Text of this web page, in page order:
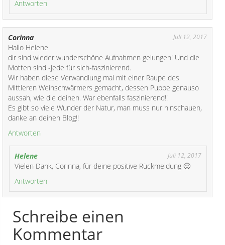
Antworten
Corinna Juli 12, 2017
Hallo Helene
dir sind wieder wunderschöne Aufnahmen gelungen! Und die
Motten sind -jede für sich-faszinierend.
Wir haben diese Verwandlung mal mit einer Raupe des
Mittleren Weinschwärmers gemacht, dessen Puppe genauso
aussah, wie die deinen. War ebenfalls faszinierend!!
Es gibt so viele Wunder der Natur, man muss nur hinschauen,
danke an deinen Blog!!
Antworten
Helene Juli 12, 2017
Vielen Dank, Corinna, für deine positive Rückmeldung 🙂
Antworten
Schreibe einen
Kommentar